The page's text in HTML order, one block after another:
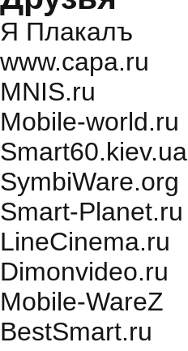
Я Плакалъ
www.capa.ru
MNIS.ru
Mobile-world.ru
Smart60.kiev.ua
SymbiWare.org
Smart-Planet.ru
LineCinema.ru
Dimonvideo.ru
Mobile-WareZ
BestSmart.ru